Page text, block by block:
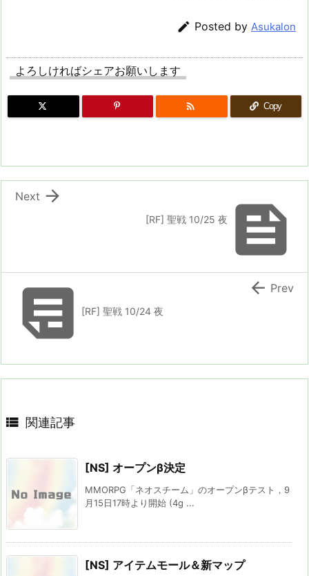
 Posted by Asukalon
よろしければシェアお願いします
 Copy

[RF] 聖戦 10/25 夜

Next
[RF] 聖戦 10/24 夜
 Prev
 関連記事
[NS] オープンβ決定
MMORPG「ネオスチーム」のオープンβテスト，9
月15日17時より開始 (4g ...
[NS] アイテムモール＆新マップ